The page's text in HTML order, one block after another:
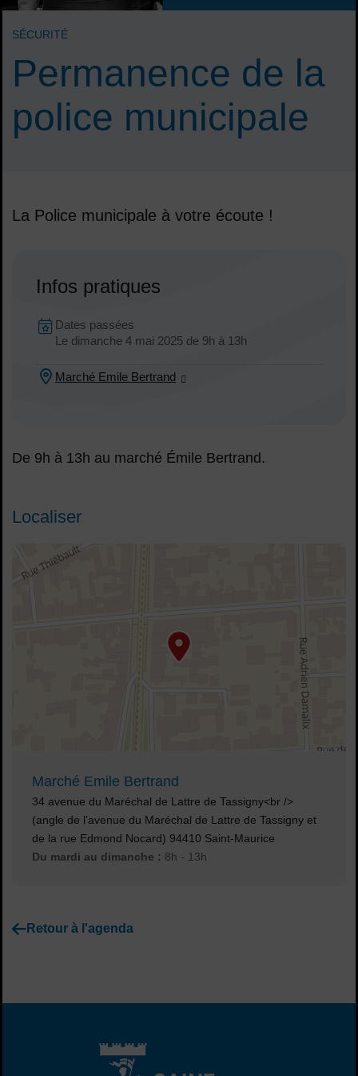
Permanence de la
police municipale
SÉCURITÉ
La Police municipale à votre écoute !
Infos pratiques
Dates :
Dates en cours
Dates passées
Le dimanche 4 mai 2025 de 9h à 13h
Lieu :
Marché Emile Bertrand
De 9h à 13h au marché Émile Bertrand.
Localiser
48.821033,2.420298
Marché Emile Bertrand
Adresse :
34 avenue du Maréchal de Lattre de Tassigny<br />
(angle de l’avenue du Maréchal de Lattre de Tassigny et
de la rue Edmond Nocard) 94410 Saint-Maurice
Horaires :
Du mardi au dimanche : 8h - 13h
Retour à l'agenda